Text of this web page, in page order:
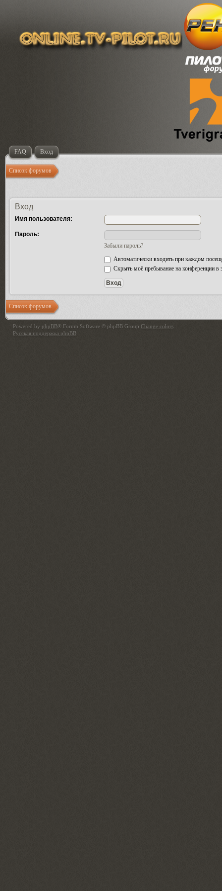
FAQ Вход
Список форумов
Вход
Имя пользователя:
Пароль:
Забыли пароль?
Автоматически входить при каждом
Скрыть моё пребывание на конференции в
Список форумов
Powered by phpBB® Forum Software © phpBB Group Change colors
Русская поддержка phpBB